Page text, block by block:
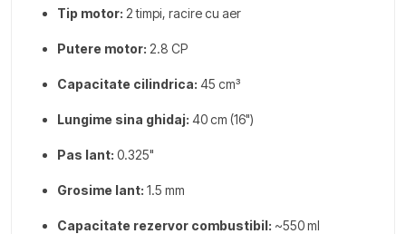
Tip motor: 2 timpi, racire cu aer
Putere motor: 2.8 CP
Capacitate cilindrica: 45 cm³
Lungime sina ghidaj: 40 cm (16")
Pas lant: 0.325"
Grosime lant: 1.5 mm
Capacitate rezervor combustibil: ~550 ml